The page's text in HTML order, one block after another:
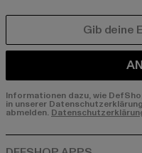
Informationen dazu, wie
in unserer
abmelden.